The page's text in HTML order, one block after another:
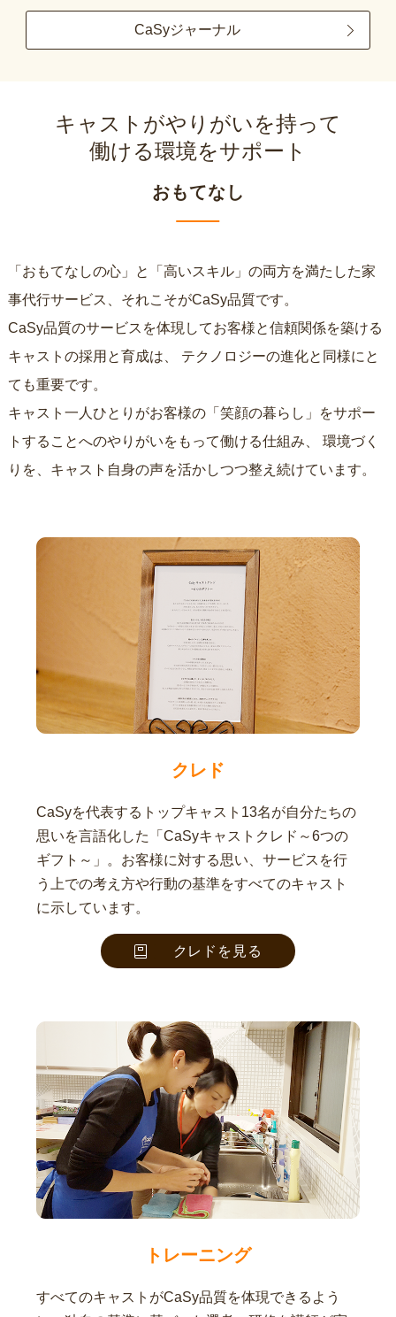
CaSyジャーナル
キャストがやりがいを持って
働ける環境をサポート
おもてなし
「おもてなしの心」と「高いスキル」の両方を満たした家
事代行サービス、それこそがCaSy品質です。
CaSy品質のサービスを体現してお客様と信頼関係を築ける
キャストの採用と育成は、
ても重要です。
キャスト一人ひとりがお客様の「笑顔の暮らし」をサポー
トすることへのやりがいをもって働ける仕組み、
りを、キャスト自身の声を活かしつつ整え続けています。
クレド
CaSyを代表するトップキャスト13名が自分たちの
思いを言語化した「CaSyキャストクレド～6つの
ギフト～」。お客様に対する思い、サービスを行
う上での考え方や行動の基準をすべてのキャスト
に示しています。
クレドを見る
トレーニング
すべてのキャストがCaSy品質を体現できるよう